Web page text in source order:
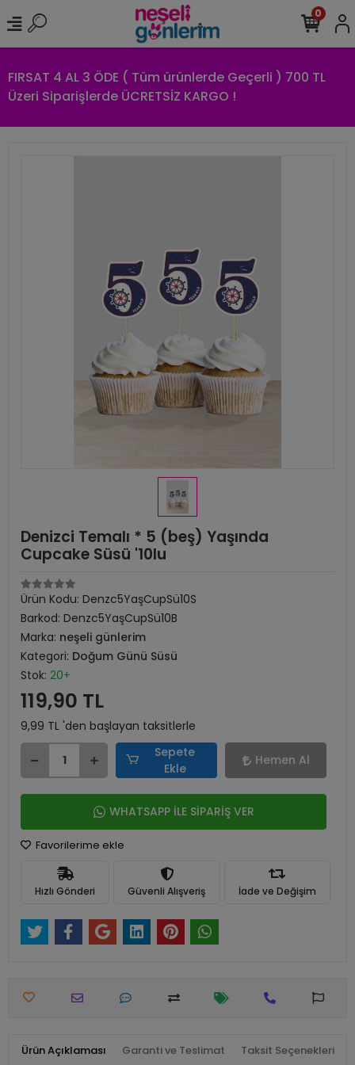
FIRSAT 4 AL 3 ÖDE ( Tüm ürünlerde Geçerli ) 700 TL
Üzeri Siparişlerde ÜCRETSİZ KARGO !
0
Denizci Temalı * 5 (beş) Yaşında
Cupcake Süsü '10lu
Ürün Kodu: Denzc5YaşCupSü10S
Barkod: Denzc5YaşCupSü10B
Marka: neşeli günlerim
Kategori: Doğum Günü Süsü
Stok: 20+
119,90 TL
9,99 TL 'den başlayan taksitlerle
Sepete
Ekle
Hemen Al
WHATSAPP İLE SİPARİŞ VER
Favorilerime ekle
Hızlı Gönderi Güvenli Alışveriş İade ve Değişim
Ürün Açıklaması Garanti ve Teslimat Taksit Seçenekleri